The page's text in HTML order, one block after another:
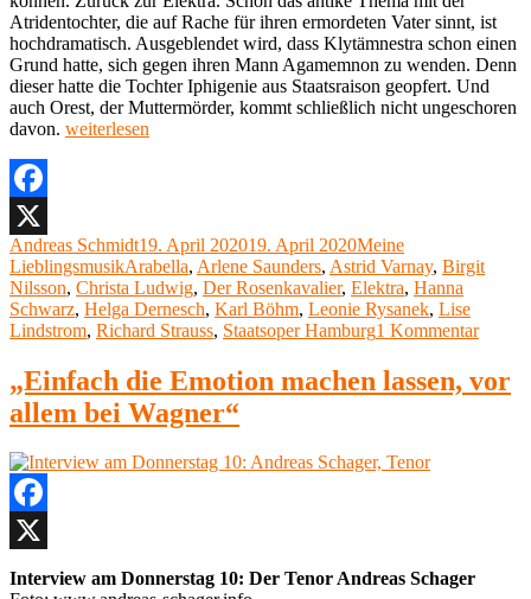
Atridentochter, die auf Rache für ihren ermordeten Vater sinnt, ist
hochdramatisch. Ausgeblendet wird, dass Klytämnestra schon einen
Grund hatte, sich gegen ihren Mann Agamemnon zu wenden. Denn
dieser hatte die Tochter Iphigenie aus Staatsraison geopfert. Und
auch Orest, der Muttermörder, kommt schließlich nicht ungeschoren
davon. „Meine
von
Richard
Strauss,
Staatsoper
Hamburg“
weiterlesen
Facebook
X
Autor
Andreas SchmidtVeröffentlicht
am
19. April 202019. April 2020Kategorien
Meine
LieblingsmusikSchlagwörter
Arabella, Arlene Saunders, Astrid Varnay, Birgit
Nilsson, Christa Ludwig, Der Rosenkavalier, Elektra, Hanna
Schwarz, Helga Dernesch, Karl Böhm, Leonie Rysanek, Lise
Lindstrom, Richard Strauss, Staatsoper Hamburg1 Kommentarzu
Teil
„Einfach die Emotion machen lassen, vor
allem bei Wagner“
Facebook
X
Interview am Donnerstag 10: Der Tenor Andreas Schager